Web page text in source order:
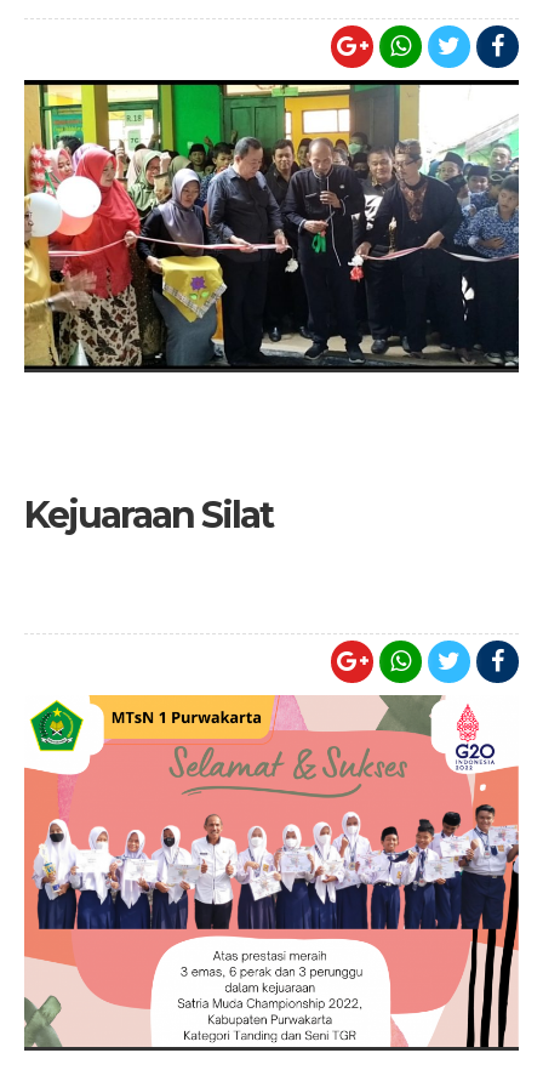
Kejuaraan Silat